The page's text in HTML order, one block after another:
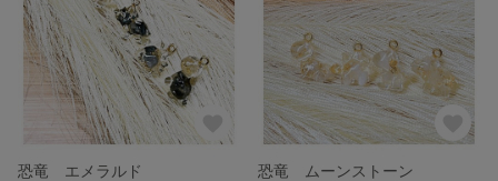
恐竜 エメラルド
恐竜 ムーンストーン